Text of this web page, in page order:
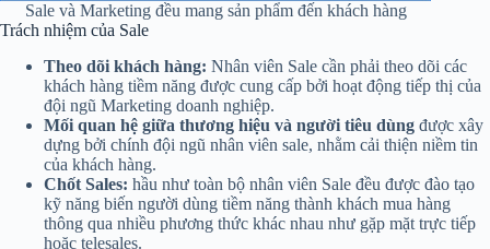
Sale và Marketing đều mang sản phẩm đến khách hàng
Trách nhiệm của Sale
Theo dõi khách hàng: Nhân viên Sale cần phải theo dõi các
khách hàng tiềm năng được cung cấp bởi hoạt động tiếp thị của
đội ngũ Marketing doanh nghiệp.
Mối quan hệ giữa thương hiệu và người tiêu dùng được xây
dựng bởi chính đội ngũ nhân viên sale, nhằm cải thiện niềm tin
của khách hàng.
Chốt Sales: hầu như toàn bộ nhân viên Sale đều được đào tạo
kỹ năng biến người dùng tiềm năng thành khách mua hàng
thông qua nhiều phương thức khác nhau như gặp mặt trực tiếp
hoặc telesales.